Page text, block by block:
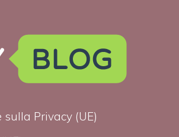
Privacy (UE)